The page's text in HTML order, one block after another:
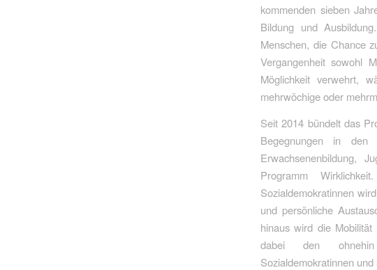
kommenden sieben
Bildung und
Menschen, die Chance
Vergangenheit sowohl
Möglichkeit verwehrt,
mehrwöchige oder
Seit 2014 bündelt das
Begegnungen in den
Erwachsenenbildung,
Programm
Sozialdemokratinnen
und persönliche
hinaus wird die
dabei den ohnehin
Sozialdemokratinnen